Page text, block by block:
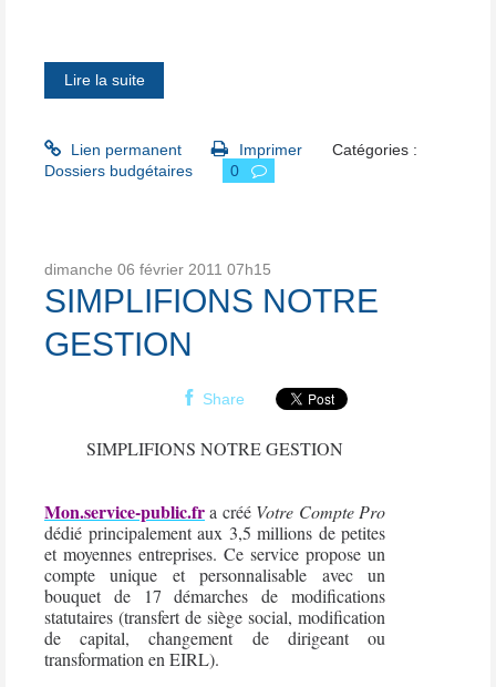
Lire la suite
Lien permanent Imprimer
Catégories :
Dossiers budgétaires
0
dimanche 06 février 2011 07h15
SIMPLIFIONS NOTRE
GESTION
Share
SIMPLIFIONS NOTRE GESTION
Mon.service-public.fra créé Votre Compte Pro
dédié principalement aux 3,5 millions de petites
et moyennes entreprises. Ce service propose un
compte unique et personnalisable avec un
bouquet de 17 démarches de modifications
statutaires (transfert de siège social, modification
de capital, changement de dirigeant ou
transformation en EIRL).